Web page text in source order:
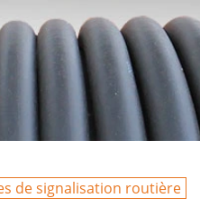
de signalisation routière